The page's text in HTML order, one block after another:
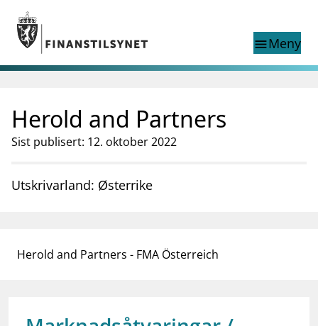
Gå til hovedinnhold
Gå til søkesiden
menuMeny
nettstedet
English
English
English home page
Tilsyn
Finanstilsynets registre
Herold and Partners
Sist publisert: 12. oktober 2022
Utskrivarland: Østerrike
Herold and Partners - FMA Österreich